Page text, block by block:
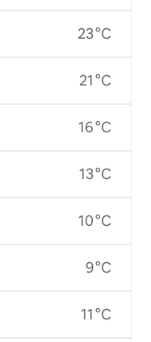
23 °C
21 °C
16 °C
13 °C
10 °C
9 °C
11 °C